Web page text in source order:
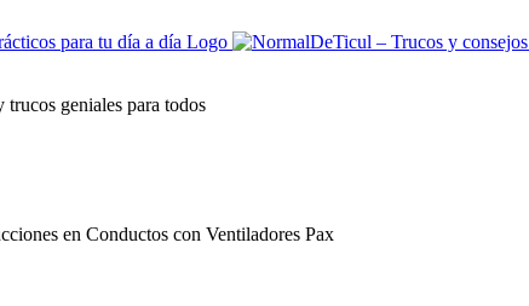
geniales para todos
en Conductos con Ventiladores Pax